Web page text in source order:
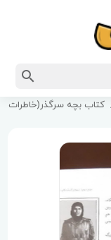
کتاب بچه سرگذر(خاطرات